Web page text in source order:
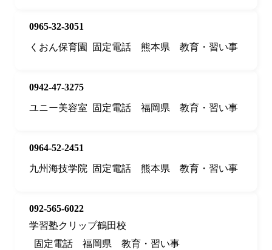
0965-32-3051
くおん保育園
固定電話 熊本県 教育・習い事
0942-47-3275
ユニー美容室
固定電話 福岡県 教育・習い事
0964-52-2451
九州海技学院
固定電話 熊本県 教育・習い事
092-565-6022
学習塾クリップ鶴田校
固定電話
福岡県 教育・習い事